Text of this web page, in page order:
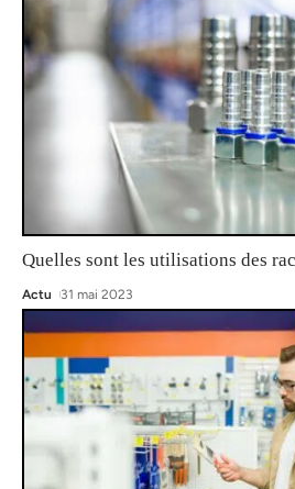
Quelles sont les utilisations des
Actu 31 mai 2023